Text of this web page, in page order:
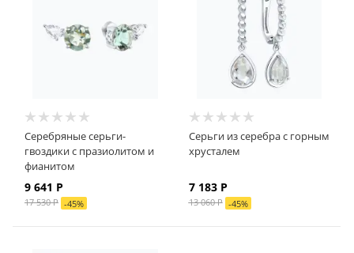
Серебряные серьги-
гвоздики с празиолитом и
фианитом
9 641 Р
17 530Р -45%
Серьги из серебра с горным
хрусталем
7 183Р
13 060Р -45%